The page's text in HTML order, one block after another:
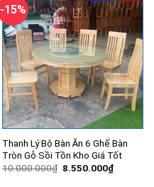
-15%
Thanh Lý Bộ Bàn Ăn 6 Ghế Bàn
Tròn Gỗ Sồi Tồn Kho Giá Tốt
10.000.000₫ Giá
8.550.000₫Giá
hiện